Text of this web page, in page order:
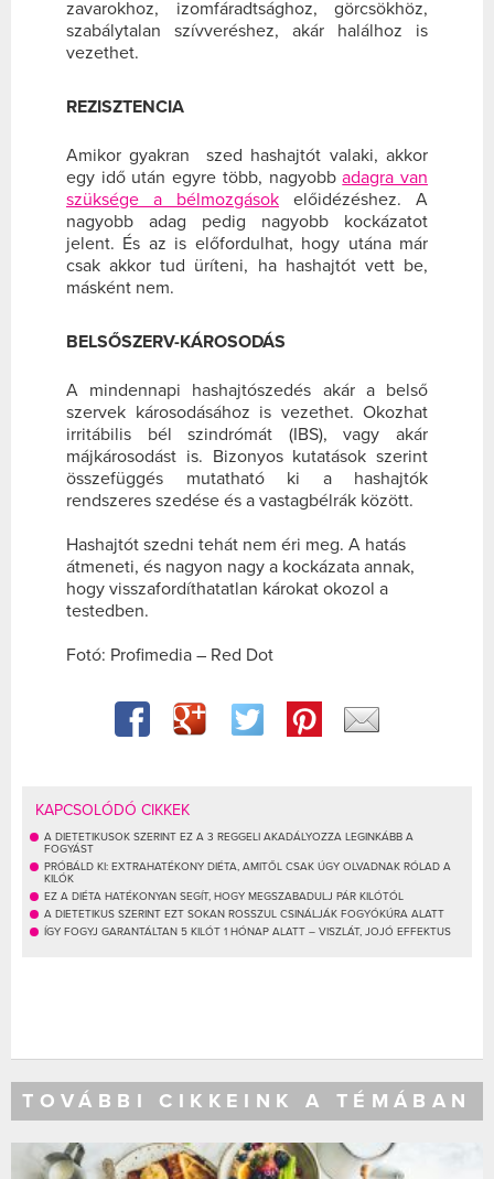
zavarokhoz, izomfáradtsághoz, görcsökhöz,
szabálytalan szívveréshez, akár halálhoz is
vezethet.
REZISZTENCIA
Amikor gyakran szed hashajtót valaki, akkor
egy idő után egyre több, nagyobbadagra van
szüksége a bélmozgások előidézéshez. A
nagyobb adag pedig nagyobb kockázatot
jelent. És az is előfordulhat, hogy utána már
csak akkor tud üríteni, ha hashajtót vett be,
másként nem.
BELSŐSZERV-KÁROSODÁS
A mindennapi hashajtószedés akár a belső
szervek károsodásához is vezethet. Okozhat
irritábilis bél szindrómát (IBS), vagy akár
májkárosodást is. Bizonyos kutatások szerint
összefüggés mutatható ki a hashajtók
rendszeres szedése és a vastagbélrák között.
Hashajtót szedni tehát nem éri meg. A hatás
átmeneti, és nagyon nagy a kockázata annak,
hogy visszafordíthatatlan károkat okozol a
testedben.
Fotó: Profimedia – Red Dot
KAPCSOLÓDÓ CIKKEK
A DIETETIKUSOK SZERINT EZ A 3 REGGELI AKADÁLYOZZA LEGINKÁBB A
FOGYÁST
PRÓBÁLD KI: EXTRAHATÉKONY DIÉTA, AMITŐL CSAK ÚGY OLVADNAK RÓLAD A
KILÓK
EZ A DIÉTA HATÉKONYAN SEGÍT, HOGY MEGSZABADULJ PÁR KILÓTÓL
A DIETETIKUS SZERINT EZT SOKAN ROSSZUL CSINÁLJÁK FOGYÓKÚRA ALATT
ÍGY FOGYJ GARANTÁLTAN 5 KILÓT 1 HÓNAP ALATT – VISZLÁT, JOJÓ EFFEKTUS
TOVÁBBI CIKKEINK A TÉMÁBAN